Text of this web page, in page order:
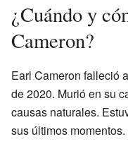
¿Cuándo y
Cameron?
Earl Cameron falleció
de 2020. Murió en su
causas naturales.
sus últimos momentos.